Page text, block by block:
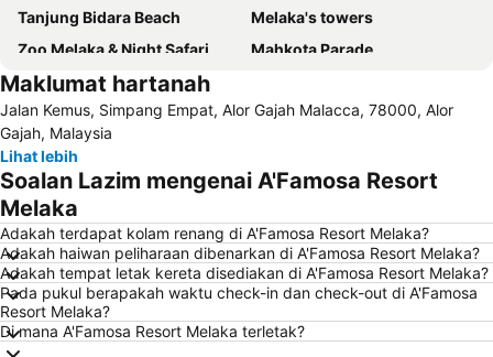
Tanjung Bidara Beach
Melaka's towers
Zoo Melaka & Night Safari
Mahkota Parade
Jalan Hang Jebat
Lapangan Terbang Antarabangsa Melaka
Baba Nyonya Heritage Museum
Istana Kesultanan Melaka
Masjid Kampung Kling
Cheng Hoon Teng
Runtuhan Gereja Saint Paul
Medan Portugis
Stadthuys
Dutch Square
Maklumat hartanah
Jalan Kemus, Simpang Empat, Alor Gajah Malacca, 78000, Alor
Gajah, Malaysia
Lihat lebih
Soalan Lazim mengenai A'Famosa Resort
Melaka
Adakah terdapat kolam renang di A'Famosa Resort Melaka?
Adakah haiwan peliharaan dibenarkan di A'Famosa Resort Melaka?
Adakah tempat letak kereta disediakan di A'Famosa Resort Melaka?
Pada pukul berapakah waktu check-in dan check-out di A'Famosa
Resort Melaka?
Di mana A'Famosa Resort Melaka terletak?